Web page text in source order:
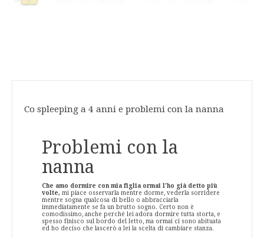
Co spleeping a 4 anni e problemi con la nanna
Problemi con la
nanna
Che amo dormire con mia figlia ormai l'ho già detto più
volte, mi piace osservarla mentre dorme, vederla sorridere
mentre sogna qualcosa di bello o abbracciarla
immediatamente se fa un brutto sogno. Certo non è
comodissimo, anche perché lei adora dormire tutta storta, e
spesso finisco sul bordo del letto, ma ormai ci sono abituata
ed ho deciso che lascerò a lei la scelta di cambiare stanza.